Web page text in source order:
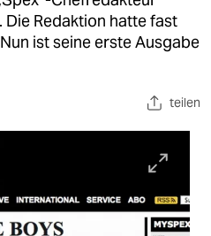
Die Redaktion hatte fast
ist seine erste Ausgabe
teilen